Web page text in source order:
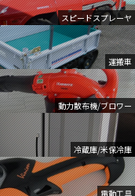
スピードスプレーヤ
運搬車
動力散布機/ブロワー
冷蔵庫/米保冷庫
電動工具